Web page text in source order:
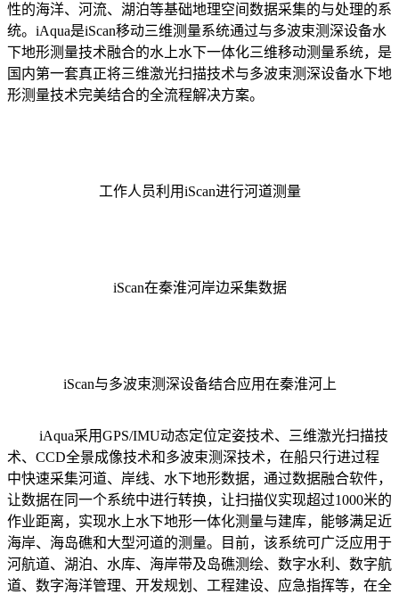
性的海洋、河流、湖泊等基础地理空间数据采集的与处理的系
统。iAqua是iScan移动三维测量系统通过与多波束测深设备水
下地形测量技术融合的水上水下一体化三维移动测量系统，是
国内第一套真正将三维激光扫描技术与多波束测深设备水下地
形测量技术完美结合的全流程解决方案。
工作人员利用iScan进行河道测量
iScan在秦淮河岸边采集数据
iScan与多波束测深设备结合应用在秦淮河上
iAqua采用GPS/IMU动态定位定姿技术、三维激光扫描技
术、CCD全景成像技术和多波束测深技术，在船只行进过程
中快速采集河道、岸线、水下地形数据，通过数据融合软件，
让数据在同一个系统中进行转换，让扫描仪实现超过1000米的
作业距离，实现水上水下地形一体化测量与建库，能够满足近
海岸、海岛礁和大型河道的测量。目前，该系统可广泛应用于
河航道、湖泊、水库、海岸带及岛礁测绘、数字水利、数字航
道、数字海洋管理、开发规划、工程建设、应急指挥等，在全